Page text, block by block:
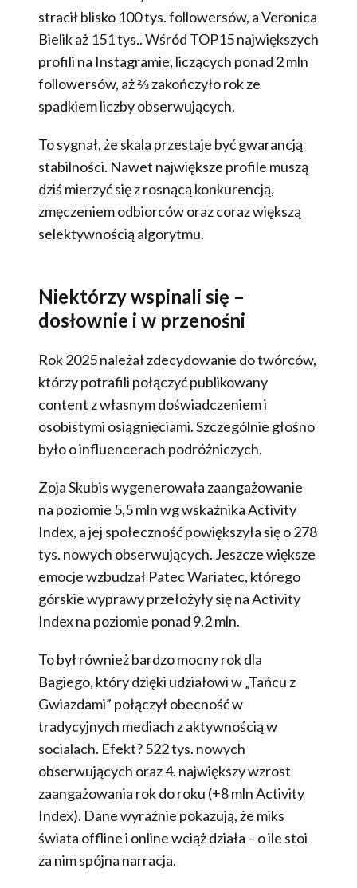
stracił blisko 100 tys. followersów, a Veronica
Bielik aż 151 tys.. Wśród TOP15 największych
profili na Instagramie, liczących ponad 2 mln
followersów, aż ⅔ zakończyło rok ze
spadkiem liczby obserwujących.
To sygnał, że skala przestaje być gwarancją
stabilności. Nawet największe profile muszą
dziś mierzyć się z rosnącą konkurencją,
zmęczeniem odbiorców oraz coraz większą
selektywnością algorytmu.
Niektórzy wspinali się –
dosłownie i w przenośni
Rok 2025 należał zdecydowanie do twórców,
którzy potrafili połączyć publikowany
content z własnym doświadczeniem i
osobistymi osiągnięciami. Szczególnie głośno
było o influencerach podróżniczych.
Zoja Skubis wygenerowała zaangażowanie
na poziomie 5,5 mln wg wskaźnika Activity
Index, a jej społeczność powiększyła się o 278
tys. nowych obserwujących. Jeszcze większe
emocje wzbudzał Patec Wariatec, którego
górskie wyprawy przełożyły się na Activity
Index na poziomie ponad 9,2 mln.
To był również bardzo mocny rok dla
Bagiego, który dzięki udziałowi w „Tańcu z
Gwiazdami” połączył obecność w
tradycyjnych mediach z aktywnością w
socialach. Efekt? 522 tys. nowych
obserwujących oraz 4. największy wzrost
zaangażowania rok do roku (+8 mln Activity
Index). Dane wyraźnie pokazują, że miks
świata offline i online wciąż działa – o ile stoi
za nim spójna narracja.